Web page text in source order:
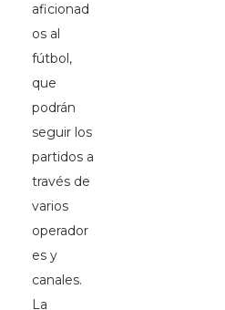
aficionad
os al
fútbol,
que
podrán
seguir los
partidos a
través de
varios
operador
es y
canales.
La